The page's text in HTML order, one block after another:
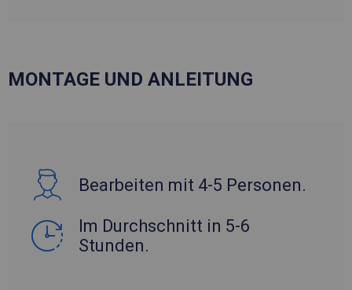
MONTAGE UND ANLEITUNG
Bearbeiten mit 4-5 Personen.
Im Durchschnitt in 5-6
Stunden.